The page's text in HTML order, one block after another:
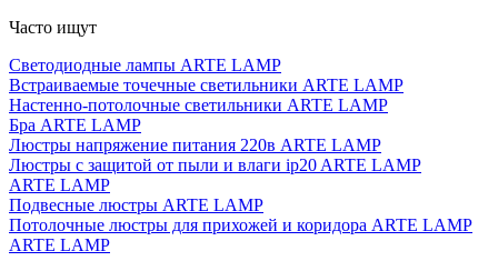
Часто ищут
Светодиодные лампы ARTE LAMP
Встраиваемые точечные светильники ARTE LAMP
Настенно-потолочные светильники ARTE LAMP
Бра ARTE LAMP
Люстры напряжение питания 220в ARTE LAMP
Люстры с защитой от пыли и влаги ip20 ARTE LAMP
ARTE LAMP
Подвесные люстры ARTE LAMP
Потолочные люстры для прихожей и коридора ARTE LAMP
ARTE LAMP